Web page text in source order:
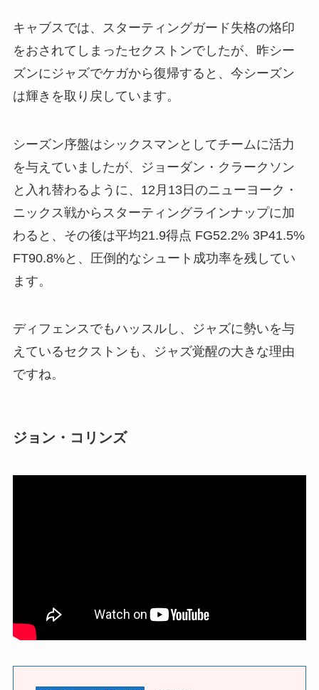
キャブスでは、スターティングガード失格の烙印
をおされてしまったセクストンでしたが、昨シー
ズンにジャズでケガから復帰すると、今シーズン
は輝きを取り戻しています。
シーズン序盤はシックスマンとしてチームに活力
を与えていましたが、ジョーダン・クラークソン
と入れ替わるように、12月13日のニューヨーク・
ニックス戦からスターティングラインナップに加
わると、その後は平均21.9得点 FG52.2% 3P41.5%
FT90.8%と、圧倒的なシュート成功率を残してい
ます。
ディフェンスでもハッスルし、ジャズに勢いを与
えているセクストンも、ジャズ覚醒の大きな理由
ですね。
ジョン・コリンズ